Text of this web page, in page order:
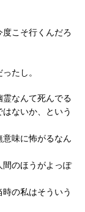
こそ行くんだろ
たし。
なんて死んでる
ないか、という
味に怖がるなん
のほうがよっぽ
の私はそういう